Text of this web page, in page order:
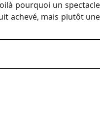
pourquoi un spectacle
achevé, mais plutôt une